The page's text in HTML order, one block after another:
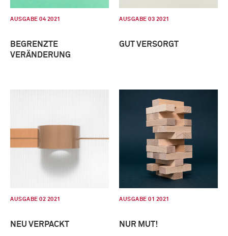
AUSGABE 04 2021
BEGRENZTE
VERÄNDERUNG
AUSGABE 03 2021
GUT VERSORGT
AUSGABE 02 2021
NEU VERPACKT
AUSGABE 01 2021
NUR MUT!